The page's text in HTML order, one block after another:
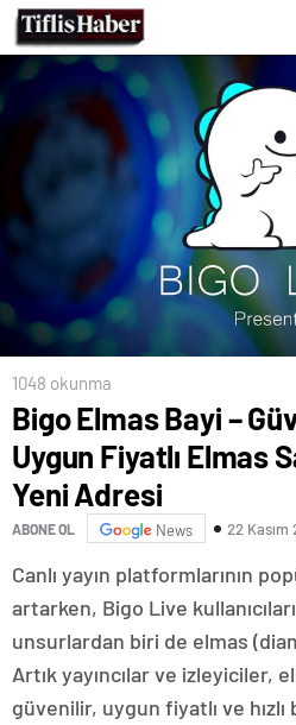
1048 okunma
Bigo Elmas Bayi –
Uygun Fiyatlı Elmas
Yeni Adresi
ABONE OL News 22 Kasım
Canlı yayın platformlarının
artarken, Bigo Live
unsurlardan biri de elmas
Artık yayıncılar ve izleyiciler,
güvenilir, uygun fiyatlı ve